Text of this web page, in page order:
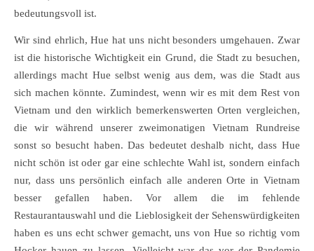
bedeutungsvoll ist.
Wir sind ehrlich, Hue hat uns nicht besonders umgehauen. Zwar
ist die historische Wichtigkeit ein Grund, die Stadt zu besuchen,
allerdings macht Hue selbst wenig aus dem, was die Stadt aus
sich machen könnte. Zumindest, wenn wir es mit dem Rest von
Vietnam und den wirklich bemerkenswerten Orten vergleichen,
die wir während unserer zweimonatigen Vietnam Rundreise
sonst so besucht haben. Das bedeutet deshalb nicht, dass Hue
nicht schön ist oder gar eine schlechte Wahl ist, sondern einfach
nur, dass uns persönlich einfach alle anderen Orte in Vietnam
besser gefallen haben. Vor allem die im fehlende
Restaurantauswahl und die Lieblosigkeit der Sehenswürdigkeiten
haben es uns echt schwer gemacht, uns von Hue so richtig vom